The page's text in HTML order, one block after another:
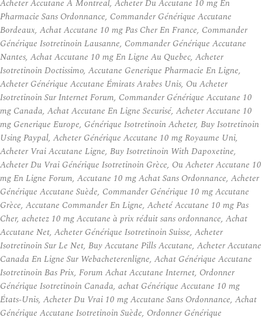
Acheter Accutane A Montreal, Acheter Du Accutane 10 mg En
Pharmacie Sans Ordonnance, Commander Générique Accutane
Bordeaux, Achat Accutane 10 mg Pas Cher En France, Commander
Générique Isotretinoin Lausanne, Commander Générique Accutane
Nantes, Achat Accutane 10 mg En Ligne Au Quebec, Acheter
Isotretinoin Doctissimo, Accutane Generique Pharmacie En Ligne,
Acheter Générique Accutane Émirats Arabes Unis, Ou Acheter
Isotretinoin Sur Internet Forum, Commander Générique Accutane 10
mg Canada, Achat Accutane En Ligne Securisé, Acheter Accutane 10
mg Generique Europe, Générique Isotretinoin Acheter, Buy Isotretinoin
Using Paypal, Acheter Générique Accutane 10 mg Royaume Uni,
Acheter Vrai Accutane Ligne, Buy Isotretinoin With Dapoxetine,
Acheter Du Vrai Générique Isotretinoin Grèce, Ou Acheter Accutane 10
mg En Ligne Forum, Accutane 10 mg Achat Sans Ordonnance, Acheter
Générique Accutane Suède, Commander Générique 10 mg Accutane
Grèce, Accutane Commander En Ligne, Acheté Accutane 10 mg Pas
Cher, achetez 10 mg Accutane à prix réduit sans ordonnance, Achat
Accutane Net, Acheter Générique Isotretinoin Suisse, Acheter
Isotretinoin Sur Le Net, Buy Accutane Pills Accutane, Acheter Accutane
Canada En Ligne Sur Webacheterenligne, Achat Générique Accutane
Isotretinoin Bas Prix, Forum Achat Accutane Internet, Ordonner
Générique Isotretinoin Canada, achat Générique Accutane 10 mg
États-Unis, Acheter Du Vrai 10 mg Accutane Sans Ordonnance, Achat
Générique Accutane Isotretinoin Suède, Ordonner Générique